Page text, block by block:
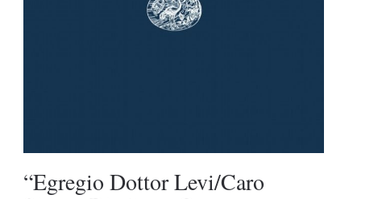
“Egregio Dottor Levi/Caro